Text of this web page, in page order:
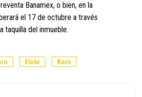
Banamex, o bien, en la
el 17 de octubre a través
taquilla del inmueble.
Elote Korn